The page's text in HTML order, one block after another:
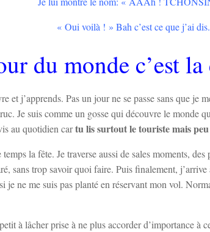
« Oui voilà ! » Bah c’est ce que j’ai dis.
du monde c’est
et j’apprends. Pas un jour ne se passe sans que je
Je suis comme un gosse qui découvre le monde
au quotidien cartu lis surtout le touriste mais
la fête. Je traverse aussi de sales moments,
sans trop savoir quoi faire. Puis finalement,
je ne me suis pas planté en réservant mon vol.
à lâcher prise à ne plus accorder d’importance à